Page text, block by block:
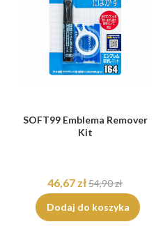
SOFT99 Emblema Remover
Kit
46,67 zł54,90 zł
Dodaj do koszyka